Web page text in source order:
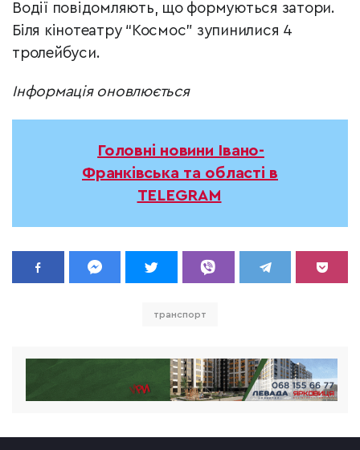
Водії повідомляють, що формуються затори.
Біля кінотеатру “Космос” зупинилися 4
тролейбуси.
Інформація оновлюється
Головні новини Івано-
Франківська та області в
TELEGRAM
транспорт